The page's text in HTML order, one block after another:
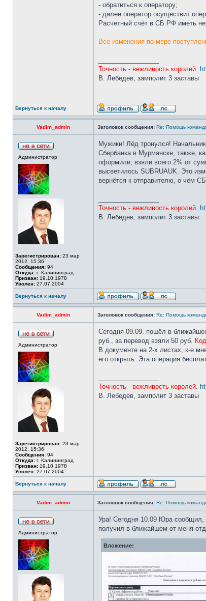
- обратиться к оператору;
- далее оператор осуществит
Расчетный счёт в СБ РФ иметь не
Все изменения по мере
Точность - вежливость королей.
В. Лебедев, замполит 3 заставы
Вернуться к началу
Vadim_admin Заголовок сообщения: Re: Помощь
Администратор
Зарегистрирован: 23 мар
2012, 15:36
Сообщения: 94
Откуда: г. Калининград
Призван: 19.10.1978
Уволен: 27.07.2004
Мужики! Лёд тронулся!
Сбербанка в Мурманске, также,
оформили, взяли всего 2% от
высветилось SUBRUAUK. Это
вернётся к отправителю, о чём
Точность - вежливость королей.
В. Лебедев, замполит 3 заставы
Вернуться к началу
Vadim_admin Заголовок сообщения: Re: Помощь
Администратор
Зарегистрирован: 23 мар
2012, 15:36
Сообщения: 94
Откуда: г. Калининград
Призван: 19.10.1978
Уволен: 27.07.2004
Сегодня 09.09. пошёл в
руб., за перевод взяли 50 руб.
В документе на 2-х листах, к-е
его открыть. Эта операция
Точность - вежливость королей.
В. Лебедев, замполит 3 заставы
Вернуться к началу
Vadim_admin Заголовок сообщения: Re: Помощь
Администратор
Ура! Сегодня 10.09 Юра сообщил,
получил в ближайшем от меня
Вложение: